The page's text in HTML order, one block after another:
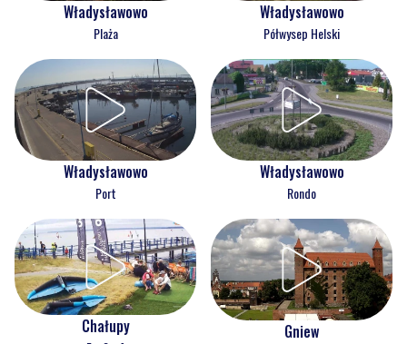
Władysławowo
Plaża
Władysławowo
Półwysep Helski
Władysławowo
Port
Władysławowo
Rondo
Chałupy Gniew